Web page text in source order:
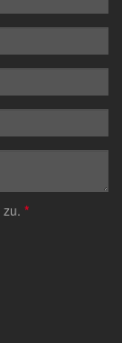
zu. *